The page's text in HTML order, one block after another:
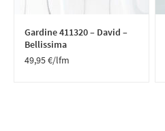
Gardine 411320 – David –
Bellissima
49,95€/lfm